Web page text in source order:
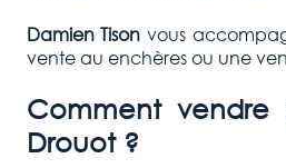
Damien Tison vous
vente au enchères ou une
Comment
Drouot ?